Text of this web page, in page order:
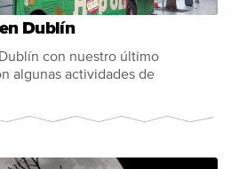
Dublín
con nuestro último
algunas actividades de